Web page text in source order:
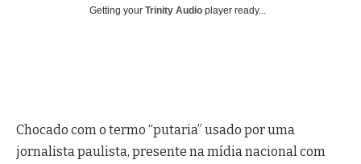
Getting your Trinity Audio player ready...
Chocado com o termo “putaria” usado por uma
jornalista paulista, presente na mídia nacional com